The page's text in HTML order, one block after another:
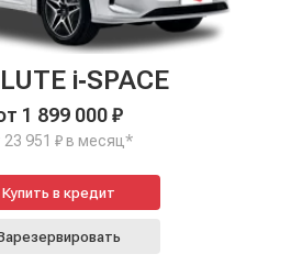
i‑SPACE
1 899 000 ₽
23 951 ₽ в месяц*
Купить в кредит